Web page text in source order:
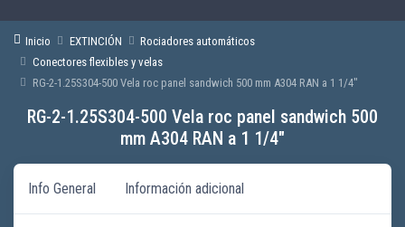
Inicio EXTINCIÓN
Rociadores automáticos
Conectores flexibles y velas
RG-2-1.25S304-500 Vela roc panel sandwich 500 mm A304 RAN a 1 1/4″
RG-2-1.25S304-500 Vela roc panel sandwich 500
mm A304 RAN a 1 1/4″
Info General Información adicional